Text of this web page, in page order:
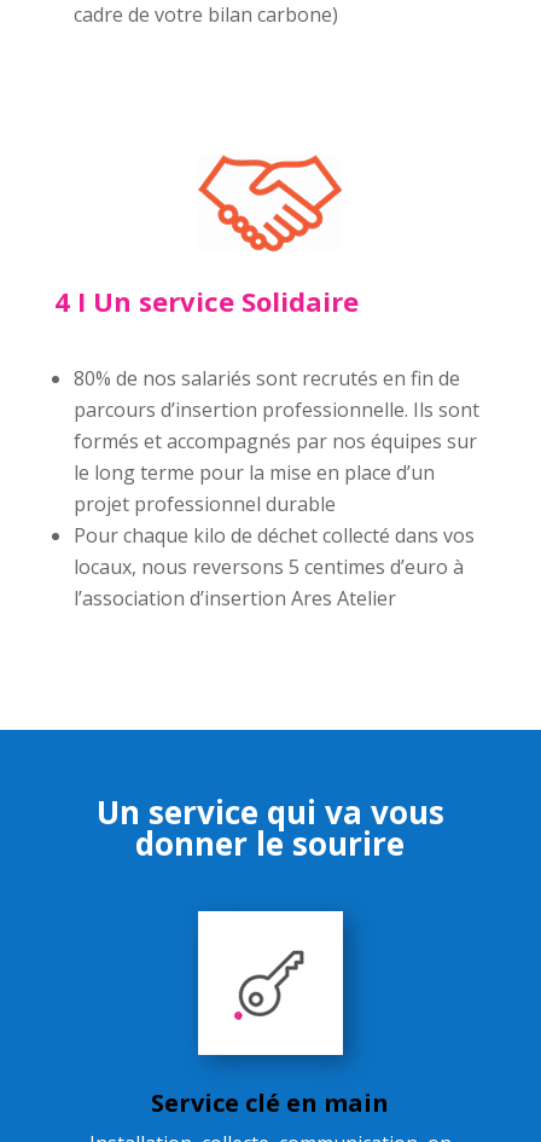
cadre de votre bilan carbone)
4 I Un service Solidaire
80% de nos salariés sont recrutés en fin de
parcours d’insertion professionnelle. Ils sont
formés et accompagnés par nos équipes sur
le long terme pour la mise en place d’un
projet professionnel durable
Pour chaque kilo de déchet collecté dans vos
locaux, nous reversons 5 centimes d’euro à
l’association d’insertion Ares Atelier
Un service qui va vous
donner le sourire
Service clé en main